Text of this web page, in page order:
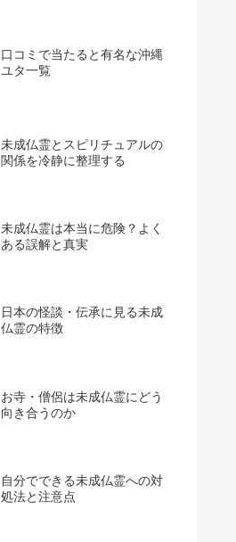
口コミで当たると有名な沖縄
ユタ一覧
未成仏霊とスピリチュアルの
関係を冷静に整理する
未成仏霊は本当に危険？よく
ある誤解と真実
日本の怪談・伝承に見る未成
仏霊の特徴
お寺・僧侶は未成仏霊にどう
向き合うのか
自分でできる未成仏霊への対
処法と注意点